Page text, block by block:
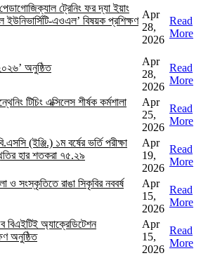
ট্রেনিং ফর দ্যা ইয়াং
ইউনিভার্সিটি-এওএল’ বিষয়ক প্রশিক্ষণ
Apr
28,
2026
Read
More
অনুষ্ঠিত
Apr
28,
2026
Read
More
টিচিং এক্সিলেস শীর্ষক কর্মশালা
Apr
25,
2026
Read
More
(ইঞ্জি.) ১ম বর্ষের ভর্তি পরীক্ষা
হার শতকরা ৭৫.২৯
Apr
19,
2026
Read
More
ও সংস্কৃতিতে রাঙা সিকৃবির নববর্ষ
Apr
15,
2026
Read
More
বিএইটিই অ্যাক্রেডিটেশন
অনুষ্ঠিত
Apr
15,
2026
Read
More